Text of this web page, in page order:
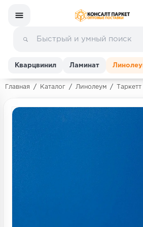
Ламинат
Линолеум
Кварц-винил (ПВХ плитка)
Кварцвинил Ламинат
Главная / Каталог / Линолеум /